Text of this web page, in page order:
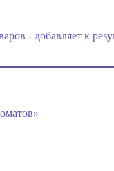
- добавляет к